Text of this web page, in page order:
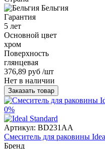
Бельгия
Гарантия
5 лет
Основной цвет
хром
Поверхность
глянцевая
376,89 руб /шт
Нет в наличии
Заказать товар
0%
Артикул: BD231AA
Смеситель для раковины
Бренд